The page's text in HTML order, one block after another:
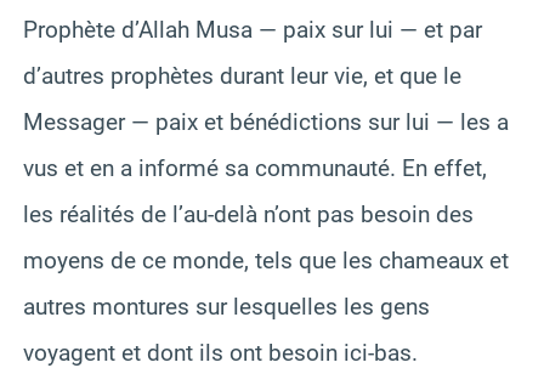
Prophète d’Allah Musa — paix sur lui — et par
d’autres prophètes durant leur vie, et que le
Messager — paix et bénédictions sur lui — les a
vus et en a informé sa communauté. En effet,
les réalités de l’au-delà n’ont pas besoin des
moyens de ce monde, tels que les chameaux et
autres montures sur lesquelles les gens
voyagent et dont ils ont besoin ici-bas.